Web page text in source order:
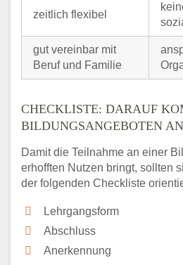
zeitlich flexibel
gut vereinbar mit
Beruf und Familie
CHECKLISTE: DARAUF
BILDUNGSANGEBOTEN AN
Damit die Teilnahme an einer
erhofften Nutzen bringt, sollten
der folgenden Checkliste
Lehrgangsform
Abschluss
Anerkennung